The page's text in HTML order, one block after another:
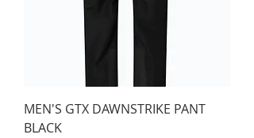
MEN'S GTX DAWNSTRIKE PANT
BLACK